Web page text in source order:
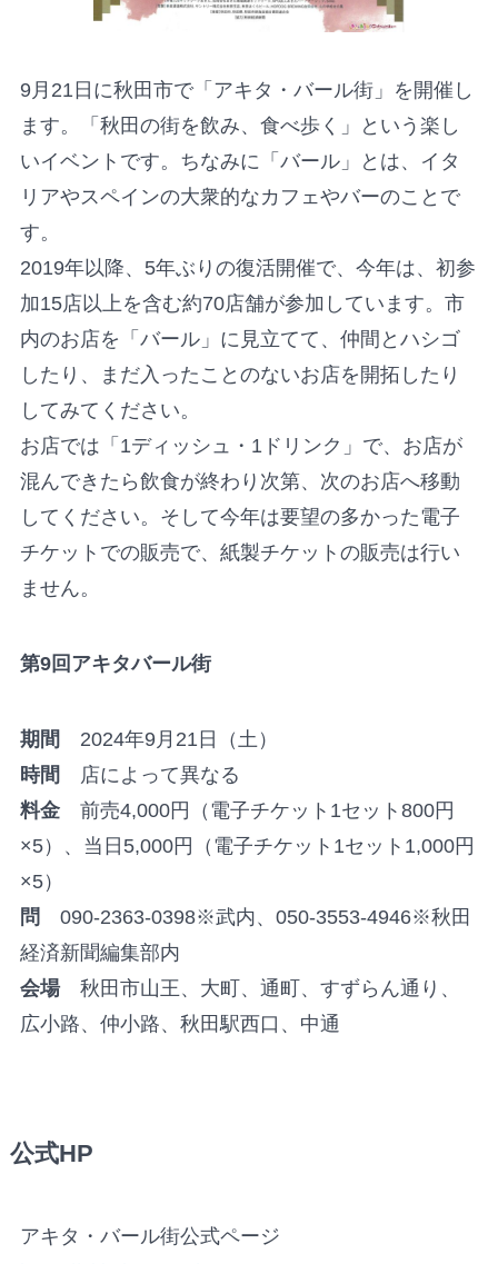
9月21日に秋田市で「アキタ・バール街」を開催し
ます。「秋田の街を飲み、食べ歩く」という楽し
いイベントです。ちなみに「バール」とは、イタ
リアやスペインの大衆的なカフェやバーのことで
す。
2019年以降、5年ぶりの復活開催で、今年は、初参
加15店以上を含む約70店舗が参加しています。市
内のお店を「バール」に見立てて、仲間とハシゴ
したり、まだ入ったことのないお店を開拓したり
してみてください。
お店では「1ディッシュ・1ドリンク」で、お店が
混んできたら飲食が終わり次第、次のお店へ移動
してください。そして今年は要望の多かった電子
チケットでの販売で、紙製チケットの販売は行い
ません。
第9回アキタバール街
期間 2024年9月21日（土）
時間 店によって異なる
料金前売4,000円（電子チケット1セット800円
×5）、当日5,000円（電子チケット1セット1,000円
×5）
問 090-2363-0398※武内、050-3553-4946※秋田
経済新聞編集部内
会場秋田市山王、大町、通町、すずらん通り、
広小路、仲小路、秋田駅西口、中通
公式HP
アキタ・バール街公式ページ